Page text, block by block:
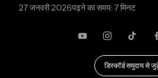
27 जनवरी 2026पढ़ने का समय: 7 मिनट
यूट्यूब
डिस्कॉर्ड समुदाय से